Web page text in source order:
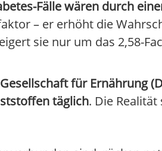
Fälle wären durch
– er erhöht die
sie nur um das 2,58-
für Ernährung
täglich. Die